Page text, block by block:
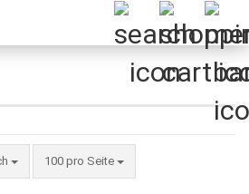
100 pro Seite
pro Seite